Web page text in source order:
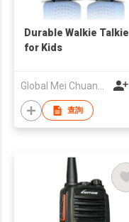
Durable Walkie Talkie
for Kids
查詢